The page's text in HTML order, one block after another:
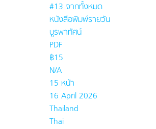
#13 จากทั้งหมด
หนังสือพิมพ์รายวัน
บูรพาทัศน์
PDF
฿15
N/A
15 หน้า
16 April 2026
Thailand
Thai